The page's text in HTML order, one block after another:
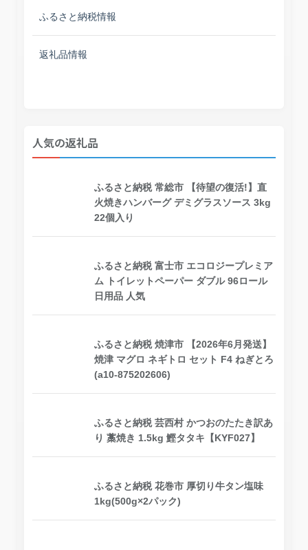
ふるさと納税情報
返礼品情報
人気の返礼品
ふるさと納税 常総市 【待望の復活!】直
火焼きハンバーグ デミグラスソース 3kg
22個入り
ふるさと納税 富士市 エコロジープレミア
ム トイレットペーパー ダブル 96ロール
日用品 人気
ふるさと納税 焼津市 【2026年6月発送】
焼津 マグロ ネギトロ セット F4 ねぎとろ
(a10-875202606)
ふるさと納税 芸西村 かつおのたたき訳あ
り 藁焼き 1.5kg 鰹タタキ【KYF027】
ふるさと納税 花巻市 厚切り牛タン塩味
1kg(500g×2パック)